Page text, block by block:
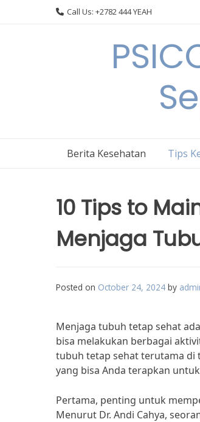
Call Us: +2782 444 YEAH
Berita Kesehatan Tips
10 Tips to
Menjaga
Posted on October 24, 2024 by
Menjaga tubuh tetap sehat
bisa melakukan berbagai
tubuh tetap sehat terutama di
yang bisa Anda terapkan
Pertama, penting untuk
Menurut Dr. Andi Cahya,